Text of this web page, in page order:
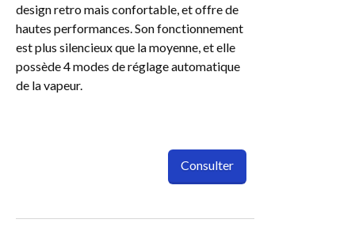
design retro mais confortable, et offre de
hautes performances. Son fonctionnement
est plus silencieux que la moyenne, et elle
possède 4 modes de réglage automatique
de la vapeur.
Consulter